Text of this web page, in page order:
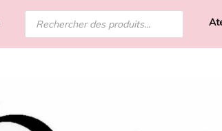
Recherche
produits